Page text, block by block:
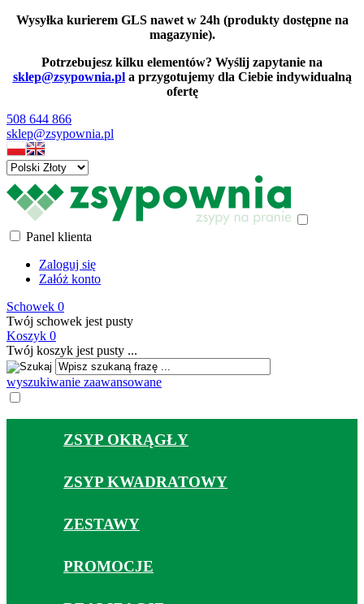
Wysyłka kurierem GLS nawet w 24h (produkty dostępne na
magazynie).
Potrzebujesz kilku elementów? Wyślij zapytanie na
sklep@zsypownia.pla przygotujemy dla Ciebie indywidualną
ofertę
508 644 866
sklep@zsypownia.pl
Panel klienta
Zaloguj się
Załóż konto
Schowek 0
Twój schowek jest pusty
Koszyk 0
Twój koszyk jest pusty ...
wyszukiwanie zaawansowane
ZSYP OKRĄGŁY
ZSYP KWADRATOWY
ZESTAWY
PROMOCJE